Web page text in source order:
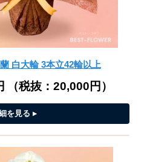
白大輪 3本立42輪以上
（税抜： 20,000円 ）